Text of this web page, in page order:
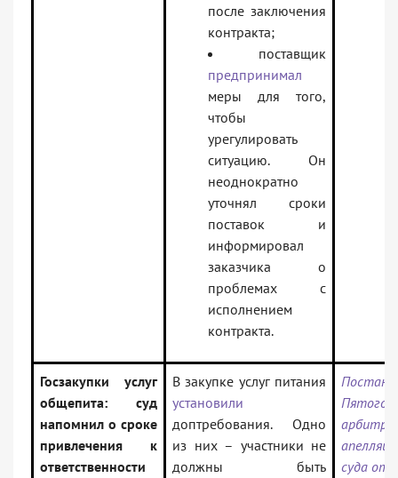
после заключения
контракта;
поставщик
предпринимал
меры для того,
чтобы
урегулировать
ситуацию. Он
неоднократно
уточнял сроки
поставок и
информировал
заказчика о
проблемах с
исполнением
контракта.
Госзакупки услуг
общепита: суд
напомнил о сроке
привлечения к
ответственности
В закупке услуг питания
установили
доптребования. Одно
из них – участники не
должны быть
Пятого
суда от